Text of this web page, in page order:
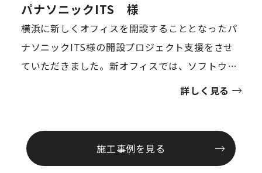
パナソニックITS 様
横浜に新しくオフィスを開設することとなったパ
ナソニックITS様の開設プロジェクト支援をさせ
ていただきました。新オフィスでは、ソフトウェ
ア開発技術者がメインで入居すること、元々の社
コンセプトは「immersive」。空間体験そのもの
に価値を作り、仕事に没入することができるオフ
詳しく見る
施工事例を見る